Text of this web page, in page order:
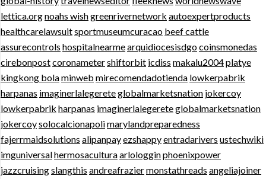
lettica.orgnoahs wishgreenrivernetwork autoexpertproducts
healthcarelawsuitsportmuseumcuracao beef cattle
assurecontrols hospitalnearmearquidiocesisdgocoinsmonedas
cirebonpostcoronametershiftorbit icdiss makalu2004platye
kingkong bolaminweb mirecomendadotienda lowkerpabrik
harpanas imaginerlalegereteglobalmarketsnation jokercoy
lowkerpabrik harpanas imaginerlalegereteglobalmarketsnation
jokercoysolocalcionapolimarylandpreparedness
fajerrmaidsolutions alipanpayezshappyentradarivers ustechwiki
imguniversalhermosaculturaarlologginphoenixpower
jazzcruisingslangthis andreafraziermonstathreads angeliajoiner